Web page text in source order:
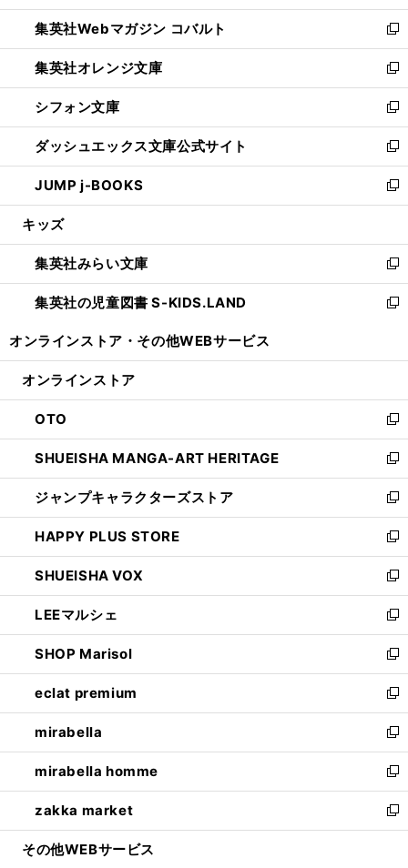
開
く
ウ
で
開
く
ン
ド
ウ
で
開
く
ウ
ィ
ン
ド
ウ
で
開
く
集英社Webマガジン コバルト
新
し
い
ウ
ィ
ン
ド
ウ
で
開
集英社オレンジ文庫
新
し
い
ウ
ィ
ン
ド
ウ
開
く
シフォン文庫
新
し
い
ウ
ィ
ン
ウ
で
開
く
ダッシュエックス文庫公式サイト
新
し
い
ウ
ン
ド
ウ
で
JUMP j-BOOKS
新
し
ウ
ィ
ン
ド
開
キッズ
集英社みらい文庫
新
し
い
ン
ウ
で
開
く
集英社の児童図書 S-KIDS.LAND
新
ウ
ン
ド
ウ
で
開
く
オンラインストア・ その他WEBサービス
オンラインストア
OTO
新
し
い
ウ
ィ
ン
ド
ウ
で
開
く
SHUEISHA MANGA-ART HERITAGE
新
し
い
ウ
ィ
ン
ド
ウ
で
開
く
ジャンプキャラクターズストア
新
し
い
ウ
ィ
ン
ド
ウ
で
開
く
HAPPY PLUS STORE
新
し
い
ウ
ィ
ン
ド
ウ
で
開
く
SHUEISHA VOX
新
し
い
ウ
ィ
ン
ド
ウ
で
開
く
LEEマルシェ
新
し
い
ウ
ィ
ン
ド
ウ
で
開
く
SHOP Marisol
新
し
い
ウ
ィ
ン
ド
ウ
で
開
eclat premium
新
し
い
ウ
ィ
ン
ド
ウ
mirabella
新
し
い
ウ
ィ
ン
mirabella homme
新
し
い
ウ
zakka market
新
し
その他WEBサービス